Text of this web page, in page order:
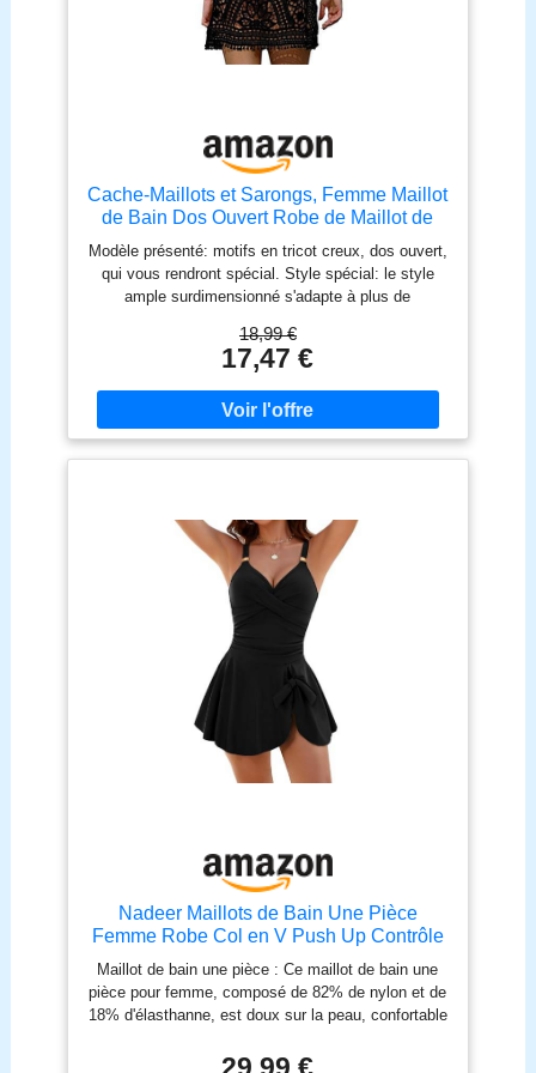
Cache-Maillots et Sarongs, Femme Maillot
de Bain Dos Ouvert Robe de Maillot de
Bain Bikini Dentelle au Crochet, C- Noir,
Taille Unique
Modèle présenté: motifs en tricot creux, dos ouvert,
qui vous rendront spécial. Style spécial: le style
ample surdimensionné s'adapte à plus de
taille appropriée Fait de dentelle au crochet douce
et confortable, le maillot de bain est très sexy et
facile à porter même par temps chaud Occasions
appropriées: Ce bikini / maillot de bain / maillot de
bain est parfait pour un salon de bronzage, une
plage, une piscine, une piscine. C'est aussi un bon
18,99 €
17,47 €
Nadeer Maillots de Bain Une Pièce
Femme Robe Col en V Push Up Contrôle
du Ventre Swimsuit Dress Swimwear de
Plage Elégant Ventre Plat Beachwear
Maillot de bain une pièce : Ce maillot de bain une
pièce pour femme, composé de 82% de nylon et de
18% d'élasthanne, est doux sur la peau, confortable
permet de vous étirer dans l'eau. Robe de bain une